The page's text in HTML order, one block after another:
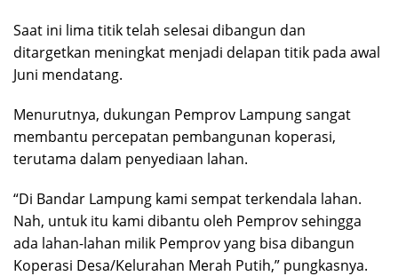
Saat ini lima titik telah selesai dibangun dan
ditargetkan meningkat menjadi delapan titik pada awal
Juni mendatang.
Menurutnya, dukungan Pemprov Lampung sangat
membantu percepatan pembangunan koperasi,
terutama dalam penyediaan lahan.
“Di Bandar Lampung kami sempat terkendala lahan.
Nah, untuk itu kami dibantu oleh Pemprov sehingga
ada lahan-lahan milik Pemprov yang bisa dibangun
Koperasi Desa/Kelurahan Merah Putih,” pungkasnya.